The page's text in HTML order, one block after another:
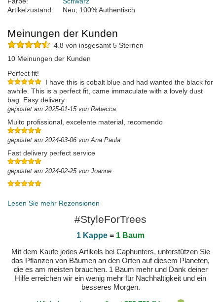
Artikelzustand:
Neu; 100% Authentisch
Meinungen der Kunden
4.8 von insgesamt 5 Sternen
10 Meinungen der Kunden
Perfect fit!
I have this is cobalt blue and had wanted the black for
awhile. This is a perfect fit, came immaculate with a lovely dust
bag. Easy delivery
gepostet am 2025-01-15 von Rebecca
Muito profissional, excelente material, recomendo
gepostet am 2024-03-06 von Ana Paula
Fast delivery perfect service
gepostet am 2024-02-25 von Joanne
Lesen Sie mehr Rezensionen
#StyleForTrees
1 Kappe = 1 Baum
Mit dem Kaufe jedes Artikels bei Caphunters, unterstützen Sie
das Pflanzen von Bäumen an den Orten auf diesem Planeten,
die es am meisten brauchen. 1 Baum mehr und Dank deiner
Hilfe erreichen wir ein wenig mehr für Nachhaltigkeit und ein
besseres Morgen.